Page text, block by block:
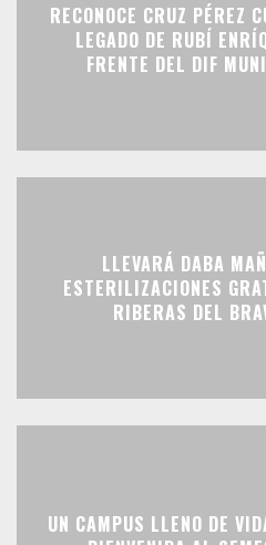
RECONOCE CRUZ PÉREZ
LEGADO DE RUBÍ
FRENTE DEL DIF
LLEVARÁ DABA
ESTERILIZACIONES
RIBERAS DEL
UN CAMPUS LLENO DE